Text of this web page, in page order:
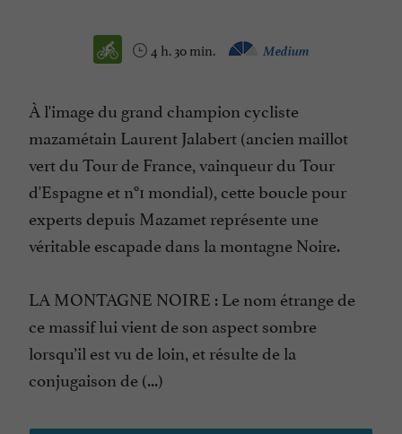
4 h. 30 min. Medium
À l'image du grand champion cycliste
mazamétain Laurent Jalabert (ancien maillot
vert du Tour de France, vainqueur du Tour
d'Espagne et n°1 mondial), cette boucle pour
experts depuis Mazamet représente une
véritable escapade dans la montagne Noire.
LA MONTAGNE NOIRE : Le nom étrange de
ce massif lui vient de son aspect sombre
lorsqu’il est vu de loin, et résulte de la
conjugaison de (...)